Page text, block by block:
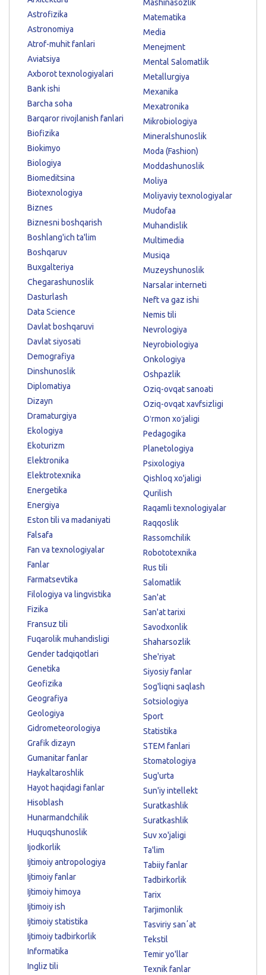
Astrofizika
Astronomiya
Atrof-muhit fanlari
Aviatsiya
Axborot texnologiyalari
Bank ishi
Barcha soha
Barqaror rivojlanish fanlari
Biofizika
Biokimyo
Biologiya
Biomeditsina
Biotexnologiya
Biznes
Biznesni boshqarish
Boshlang'ich ta'lim
Boshqaruv
Buxgalteriya
Chegarashunoslik
Dasturlash
Data Science
Davlat boshqaruvi
Davlat siyosati
Demografiya
Dinshunoslik
Diplomatiya
Dizayn
Dramaturgiya
Ekologiya
Ekoturizm
Elektronika
Elektrotexnika
Energetika
Energiya
Eston tili va madaniyati
Falsafa
Fan va texnologiyalar
Fanlar
Farmatsevtika
Filologiya va lingvistika
Fizika
Fransuz tili
Fuqarolik muhandisligi
Gender tadqiqotlari
Genetika
Geofizika
Geografiya
Geologiya
Gidrometeorologiya
Grafik dizayn
Gumanitar fanlar
Haykaltaroshlik
Hayot haqidagi fanlar
Hisoblash
Hunarmandchilik
Huquqshunoslik
Ijodkorlik
Ijtimoiy antropologiya
Ijtimoiy fanlar
Ijtimoiy himoya
Ijtimoiy ish
Ijtimoiy statistika
Ijtimoiy tadbirkorlik
Informatika
Ingliz tili
Mashinasozlik
Matematika
Media
Menejment
Mental Salomatlik
Metallurgiya
Mexanika
Mexatronika
Mikrobiologiya
Mineralshunoslik
Moda (Fashion)
Moddashunoslik
Moliya
Moliyaviy texnologiyalar
Mudofaa
Muhandislik
Multimedia
Musiqa
Muzeyshunoslik
Narsalar interneti
Neft va gaz ishi
Nemis tili
Nevrologiya
Neyrobiologiya
Onkologiya
Oshpazlik
Oziq-ovqat sanoati
Oziq-ovqat xavfsizligi
Oʻrmon xoʻjaligi
Pedagogika
Planetologiya
Psixologiya
Qishloq xo'jaligi
Qurilish
Raqamli texnologiyalar
Raqqoslik
Rassomchilik
Robototexnika
Rus tili
Salomatlik
San'at
San'at tarixi
Savodxonlik
Shaharsozlik
She'riyat
Siyosiy fanlar
Sog'liqni saqlash
Sotsiologiya
Sport
Statistika
STEM fanlari
Stomatologiya
Sug'urta
Sun'iy intellekt
Suratkashlik
Suratkashlik
Suv xo'jaligi
Ta'lim
Tabiiy fanlar
Tadbirkorlik
Tarix
Tarjimonlik
Tasviriy sanʼat
Tekstil
Temir yo'llar
Texnik fanlar